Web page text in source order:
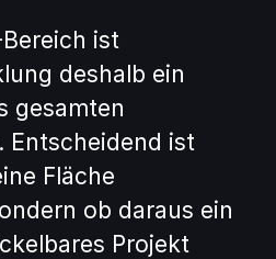
ist
deshalb ein
gesamten
Entscheidend ist
Fläche
ob daraus ein
Projekt